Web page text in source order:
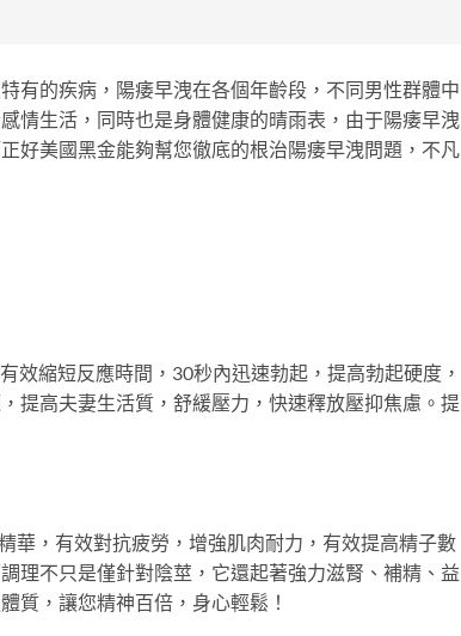
有的疾病，陽痿早洩在各個年齡段，不同男性群體中
情生活，同時也是身體健康的晴雨表，由于陽痿早洩
好美國黑金能夠幫您徹底的根治陽痿早洩問題，不凡
效縮短反應時間，30秒內迅速勃起，提高勃起硬度，
提高夫妻生活質，舒緩壓力，快速釋放壓抑焦慮。提
華，有效對抗疲勞，增強肌肉耐力，有效提高精子數
理不只是僅針對陰莖，它還起著強力滋腎、補精、益
質，讓您精神百倍，身心輕鬆！